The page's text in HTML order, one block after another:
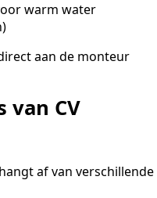
warm water
aan de monteur
van CV
af van verschillende